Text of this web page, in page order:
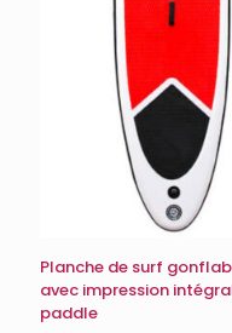
Planche de surf
avec impression
paddle